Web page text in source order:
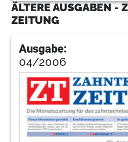
ÄLTERE AUSGABEN -
ZEITUNG
Ausgabe:
04/2006